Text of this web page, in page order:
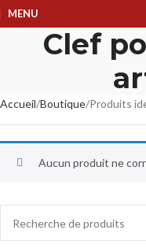
MENU
Clef
Accueil Boutique Produits
Aucun produit ne